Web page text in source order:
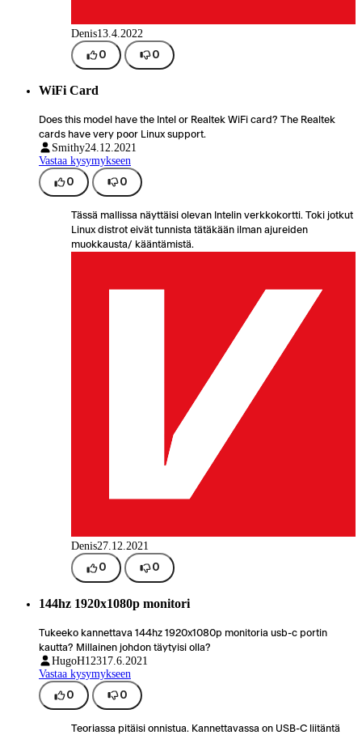
Denis13.4.2022
0 0
WiFi Card
Does this model have the Intel or Realtek WiFi card? The Realtek
cards have very poor Linux support.
Smithy24.12.2021
Vastaa kysymykseen
0 0
Tässä mallissa näyttäisi olevan Intelin verkkokortti. Toki jotkut
Linux distrot eivät tunnista tätäkään ilman ajureiden
muokkausta/ kääntämistä.
Denis27.12.2021
0 0
144hz 1920x1080p monitori
Tukeeko kannettava 144hz 1920x1080p monitoria usb-c portin
kautta? Millainen johdon täytyisi olla?
HugoH12317.6.2021
Vastaa kysymykseen
0 0
Teoriassa pitäisi onnistua. Kannettavassa on USB-C liitäntä